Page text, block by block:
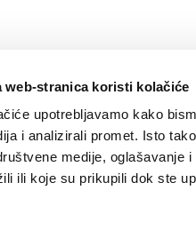
web-stranica koristi kolačiće
upotrebljavamo kako
i analizirali promet. Isto
medije, oglašavanje
ili koje su prikupili dok ste
aritmija aritmije